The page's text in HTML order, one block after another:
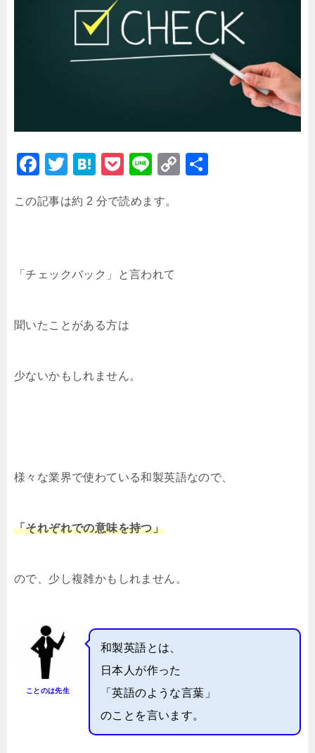
F
c
o
k
T
tt
H
e
P
c
Li
e
C
この記事は約 2 分で読めます。
「チェックバック」と言われて
聞いたことがある方は
少ないかもしれません。
様々な業界で使わている和製英語なので、
「それぞれでの意味を持つ」
ので、少し複雑かもしれません。
ことのは先生
和製英語とは、
日本人が作った
「英語のような言葉」
のことを言います。